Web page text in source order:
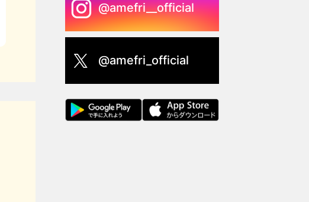
@amefri__official
@amefri_official